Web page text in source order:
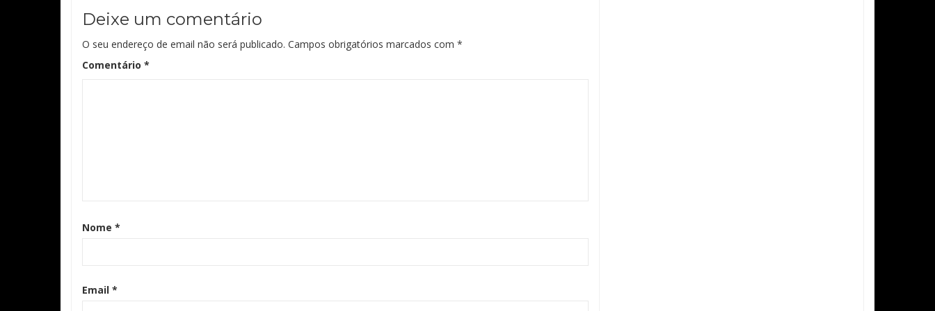
Deixe um comentário
O seu endereço de email não será publicado. Campos obrigatórios marcados com *
Comentário *
Nome *
Email *